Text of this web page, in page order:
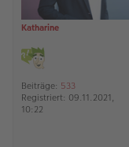
Katharine
Beiträge: 533
Registriert: 09.11.2021,
10:22